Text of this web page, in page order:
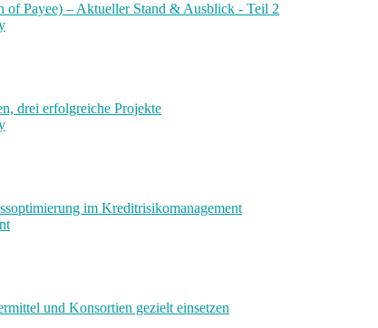
of Payee) – Aktueller Stand & Ausblick - Teil 2
drei erfolgreiche Projekte
im Kreditrisikomanagement
und Konsortien gezielt einsetzen